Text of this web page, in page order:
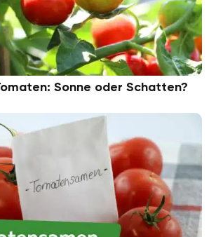
Sonne oder Schatten?